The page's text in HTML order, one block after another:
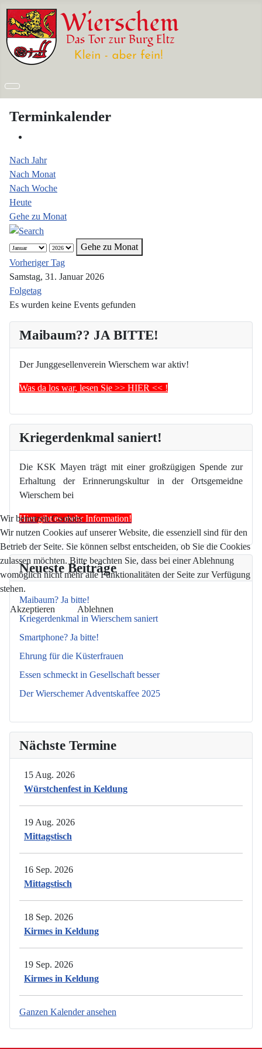
Maibaum?? JA BITTE!
Der Junggesellenverein Wierschem war aktiv!
Was da los war, lesen Sie >> HIER << !
Kriegerdenkmal saniert!
Die KSK Mayen trägt mit einer großzügigen Spende zur
Erhaltung der Erinnerungskultur in der Ortsgemeidne
Wierschem bei
Hier gibt es mehr Information!
Neueste Beiträge
Maibaum? Ja bitte!
Kriegerdenkmal in Wierschem saniert
Smartphone? Ja bitte!
Ehrung für die Küsterfrauen
Essen schmeckt in Gesellschaft besser
Der Wierschemer Adventskaffee 2025
Nächste Termine
15 Aug. 2026
Würstchenfest in Keldung
19 Aug. 2026
Mittagstisch
16 Sep. 2026
Mittagstisch
18 Sep. 2026
Kirmes in Keldung
19 Sep. 2026
Kirmes in Keldung
Ganzen Kalender ansehen
Terminkalender
Nach Jahr
Nach Monat
Nach Woche
Heute
Gehe zu Monat
Gehe zu Monat
Vorheriger Tag
Samstag, 31. Januar 2026
Folgetag
Es wurden keine Events gefunden
Wir benutzen Cookies
Wir nutzen Cookies auf unserer Website, die essenziell sind für den
Betrieb der Seite. Sie können selbst entscheiden, ob Sie die Cookies
zulassen möchten. Bitte beachten Sie, dass bei einer Ablehnung
womöglich nicht mehr alle Funktionalitäten der Seite zur Verfügung
stehen.
Akzeptieren Ablehnen